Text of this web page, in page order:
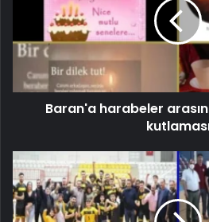
Baran'a harabeler